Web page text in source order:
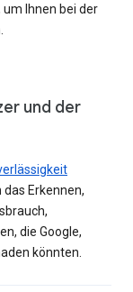
Ihnen bei der
und der
Erkennen,
die Google,
könnten.